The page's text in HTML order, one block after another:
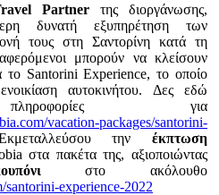
Partner της διοργάνωσης,
δυνατή εξυπηρέτηση των
τους στη Σαντορίνη κατά τη
μπορούν να κλείσουν
το Santorini Experience, το οποίο
αυτοκινήτου. Δες εδώ
για
vacation-packages/santorini-
την έκπτωση
στα πακέτα της, αξιοποιώντας
στο ακόλουθο
experience-2022